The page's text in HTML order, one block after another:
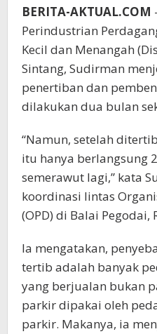
BERITA-AKTUAL.COM
Perindustrian
Kecil dan Menangah
Sintang, Sudirman
penertiban dan
dilakukan dua bulan
“Namun, setelah
itu hanya berlangsung
semerawut lagi,” kata
koordinasi lintas
(OPD) di Balai Pegodai,
Ia mengatakan,
tertib adalah banyak
yang berjualan bukan
parkir dipakai oleh
parkir. Makanya, ia